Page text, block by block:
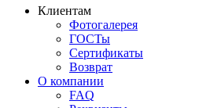
Клиентам
Фотогалерея
ГОСТы
Сертификаты
Возврат
О компании
FAQ